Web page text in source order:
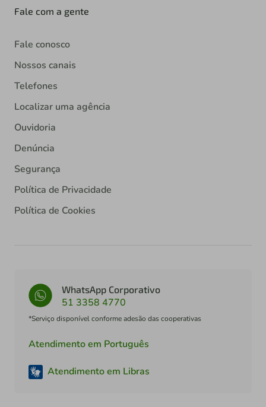
Fale com a gente
Fale conosco
Nossos canais
Telefones
Localizar uma agência
Ouvidoria
Denúncia
Segurança
Política de Privacidade
Política de Cookies
WhatsApp Corporativo
51 3358 4770
*Serviço disponível conforme adesão das cooperativas
Atendimento em Português
Atendimento em Libras